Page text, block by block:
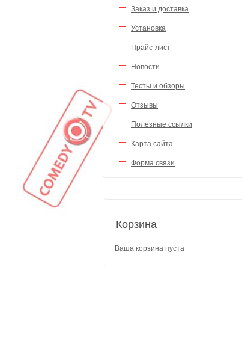
Заказ и доставка
Установка
Прайс-лист
Новости
Тесты и обзоры
Отзывы
Полезные ссылки
Карта сайта
Форма связи
Корзина
Ваша корзина пуста